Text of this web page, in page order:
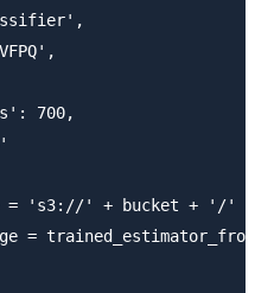
700,
= 's3://' + bucket + '/'
=